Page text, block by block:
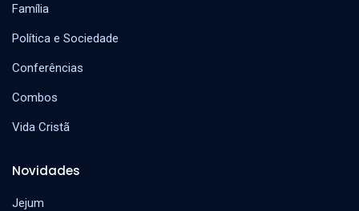
Novidades
Jejum
Família
Política e Sociedade
Conferências
Combos
Vida Cristã